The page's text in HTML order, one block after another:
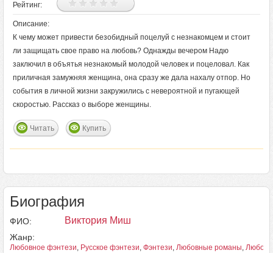
Рейтинг:
Описание:
К чему может привести безобидный поцелуй с незнакомцем и стоит
ли защищать свое право на любовь? Однажды вечером Надю
заключил в объятья незнакомый молодой человек и поцеловал. Как
приличная замужняя женщина, она сразу же дала нахалу отпор. Но
события в личной жизни закружились с невероятной и пугающей
скоростью. Рассказ о выборе женщины.
Читать Купить
Биография
ФИО: Виктория Миш
Жанр:
Любовное фэнтези, Русское фэнтези, Фэнтези, Любовные романы,